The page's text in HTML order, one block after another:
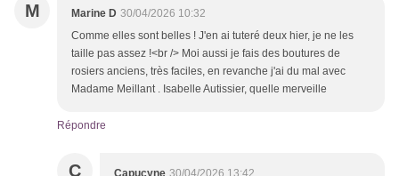
M Marine D 30/04/2026 10:32
Comme elles sont belles ! J'en ai tuteré deux hier, je ne les
taille pas assez !<br /> Moi aussi je fais des boutures de
rosiers anciens, très faciles, en revanche j'ai du mal avec
Madame Meillant . Isabelle Autissier, quelle merveille
Répondre
C Capucyne 30/04/2026 13:42